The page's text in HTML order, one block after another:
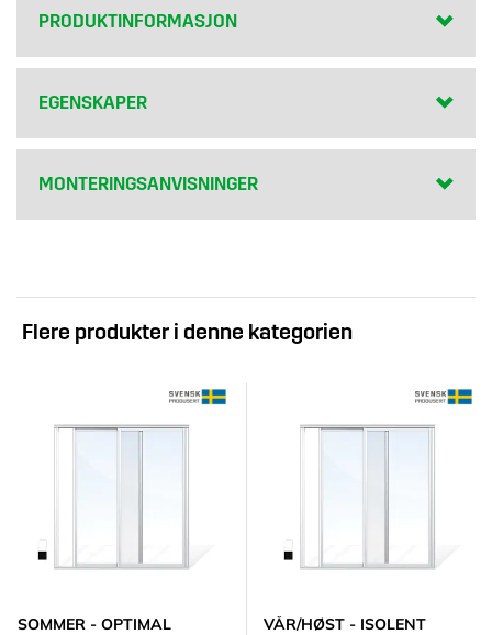
PRODUKTINFORMASJON
EGENSKAPER
MONTERINGSANVISNINGER
Flere produkter i denne kategorien
SOMMER - OPTIMAL
VÅR/HØST - ISOLENT